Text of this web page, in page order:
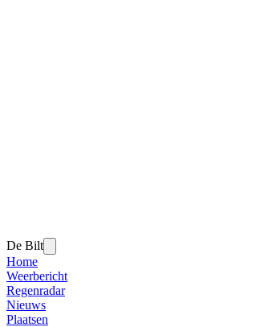
De Bilt
Home
Weerbericht
Regenradar
Nieuws
Plaatsen